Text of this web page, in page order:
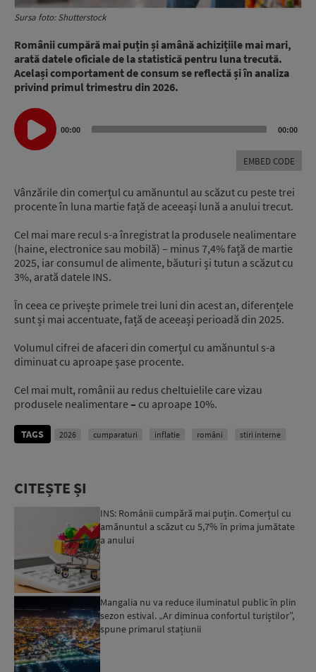
Sursa foto: Shutterstock
Românii cumpără mai puțin și amână achizițiile mai mari,
arată datele oficiale de la statistică pentru luna trecută.
Același comportament de consum se reflectă și în analiza
privind primul trimestru din 2026.
Audio
Player
00:00 00:00
EMBED CODE
Vânzările din comerțul cu amănuntul au scăzut cu peste trei
procente în luna martie față de aceeași lună a anului trecut.
Cel mai mare recul s-a înregistrat la produsele nealimentare
(haine, electronice sau mobilă) – minus 7,4% față de martie
2025, iar consumul de alimente, băuturi și tutun a scăzut cu
3%, arată datele INS.
În ceea ce privește primele trei luni din acest an, diferențele
sunt și mai accentuate, față de aceeași perioadă din 2025.
Volumul cifrei de afaceri din comerțul cu amănuntul s-a
diminuat cu aproape șase procente.
Cel mai mult, românii au redus cheltuielile care vizau
produsele nealimentare– cu aproape 10%.
TAGS 2026 cumparaturi inflatie români stiri interne
CITEȘTE ȘI
INS: Românii cumpără mai puțin. Comerțul cu
amănuntul a scăzut cu 5,7% în prima jumătate
a anului
Mangalia nu va reduce iluminatul public în plin
sezon estival. „Ar diminua confortul turiștilor”,
spune primarul stațiunii